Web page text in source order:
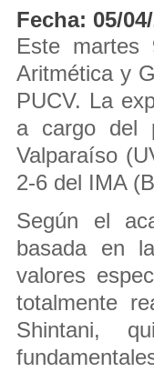
Fecha: 05/
Este martes
Aritmética y
PUCV. La
a cargo del
Valparaíso
2-6 del IMA
Según el
basada en
valores
totalmente
Shintani,